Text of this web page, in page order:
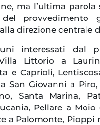
ma l’ultima parola
del provvedimento
direzione centrale
interessati dal
Littorio a
e Caprioli,
San Giovanni a
Santa Marina,
Pellare a Moio
a Palomonte, Pioppi